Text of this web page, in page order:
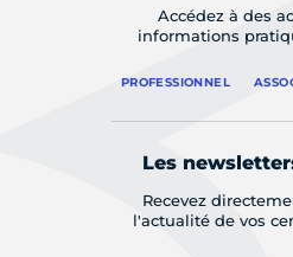
Accédez à des
informations
PROFESSIONNEL
Les
Recevez
l'actualité de vos